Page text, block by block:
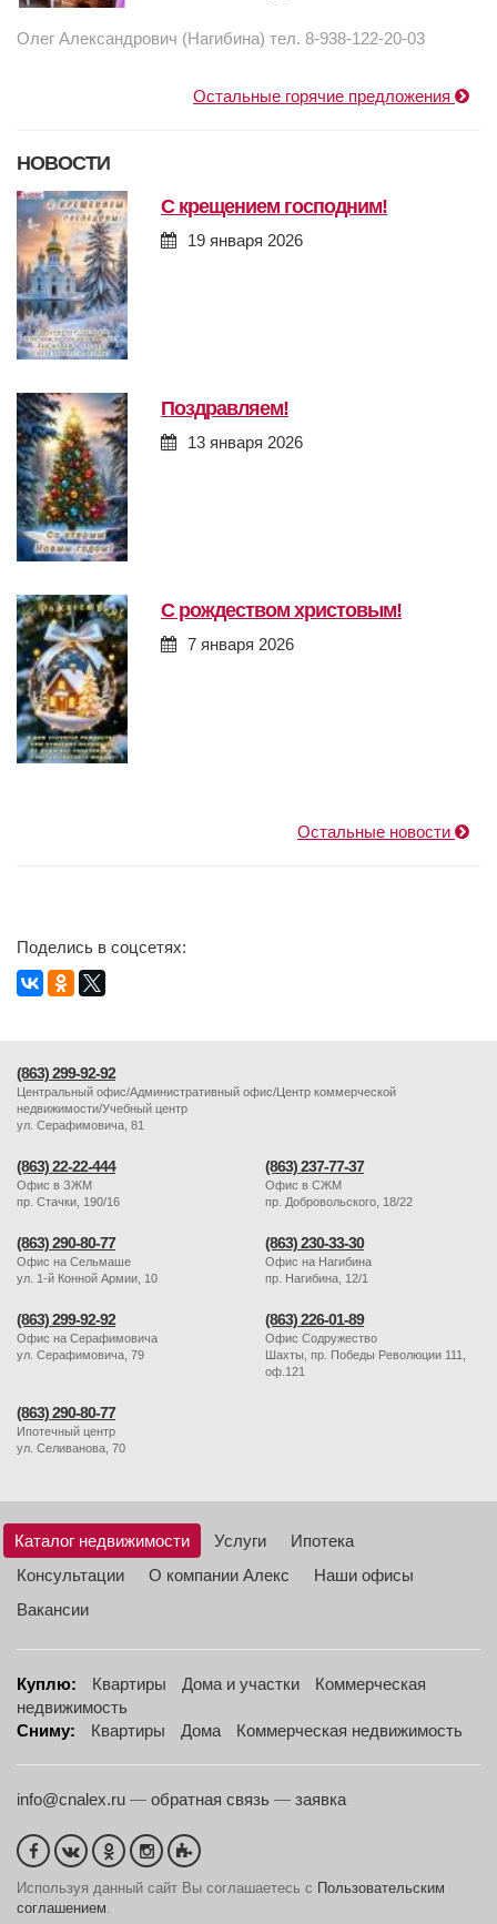
Олег Александрович (Нагибина) тел. 8-938-122-20-03
Остальные горячие предложения
НОВОСТИ
с крещением господним!
19 января 2026
поздравляем!
13 января 2026
с рождеством христовым!
7 января 2026
Остальные новости
Поделись в соцсетях:
(863) 299-92-92
Центральный офис/Административный офис/Центр коммерческой
недвижимости/Учебный центр
ул. Серафимовича, 81
(863) 22-22-444
Офис в ЗЖМ
пр. Стачки, 190/16
(863) 237-77-37
Офис в СЖМ
пр. Добровольского, 18/22
(863) 290-80-77
Офис на Сельмаше
ул. 1-й Конной Армии, 10
(863) 230-33-30
Офис на Нагибина
пр. Нагибина, 12/1
(863) 299-92-92
Офис на Серафимовича
ул. Серафимовича, 79
(863) 226-01-89
Офис Содружество
Шахты, пр. Победы Революции 111,
оф.121
(863) 290-80-77
Ипотечный центр
ул. Селиванова, 70
Каталог недвижимости Услуги
Ипотека
Консультации
О компании Алекс
Наши офисы
Вакансии
Куплю: Квартиры Дома и участки
Коммерческая
недвижимость
Сниму:
Квартиры Дома Коммерческая недвижимость
info@cnalex.ru — обратная связь — заявка
Используя данный сайт Вы соглашаетесь с Пользовательским
соглашением.